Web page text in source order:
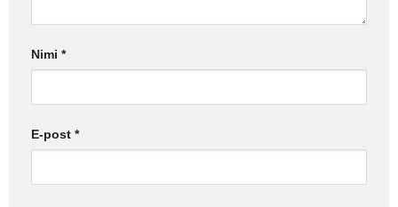
Nimi *
E-post *